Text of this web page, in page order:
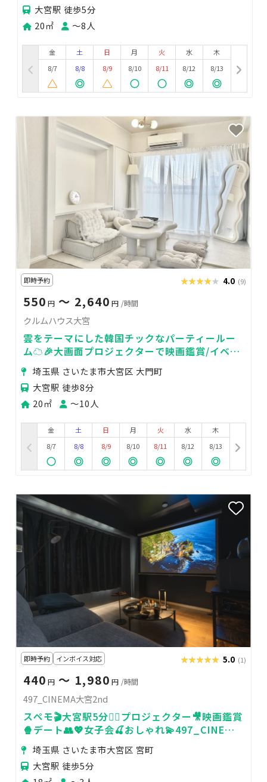
大宮駅 徒歩5分
20㎡
〜8人
金
8/7
土
8/8
日
8/9
月
8/10
火
8/11
水
8/12
木
8/13
即時予約 ★★★★★
★★★★★ 4.0 (9)
550 円 〜 2,640 円 /時間
クルムハウス大宮
雲をテーマにした韓国チックなパーティールー
ム☁🎉大画面プロジェクターで映画鑑賞/イベン
ト/デート/打ち上げ/女子会に
埼玉県 さいたま市大宮区 大門町
大宮駅 徒歩8分
20㎡
〜10人
金
8/7
土
8/8
日
8/9
月
8/10
火
8/11
水
8/12
木
8/13
即時予約 インボイス対応 ★★★★★
★★★★★ 5.0 (1)
440 円 〜 1,980 円 /時間
497_CINEMA大宮2nd
スペモ🎬大宮駅5分🚶‍♀️プロジェクター🎥映画鑑賞
🍿デート👥💖女子会🍒おしゃれ💫497_CINEMA
大宮2nd
埼玉県 さいたま市大宮区 宮町
大宮駅 徒歩5分